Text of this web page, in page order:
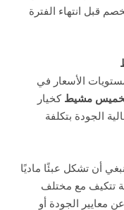
قبل انتهاء الفترة
الأسعار في
مشيط كخيار
الجودة بتكلفة
أن تشكل عبئًا ماديًا
تتكيف مع مختلف
معايير الجودة أو